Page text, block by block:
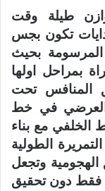
طيلة وقت
تكون بجس
بحيث
بمراحل اولها
المنافس تحت
العرضي في خط
الخلفي مع بناء
الطولية
وتجعل
فقط دون تحقيق